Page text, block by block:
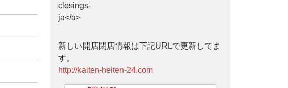
closings-
ja</a>
新しい開店閉店情報は下記URLで更新してま
す。
http://kaiten-heiten-24.com